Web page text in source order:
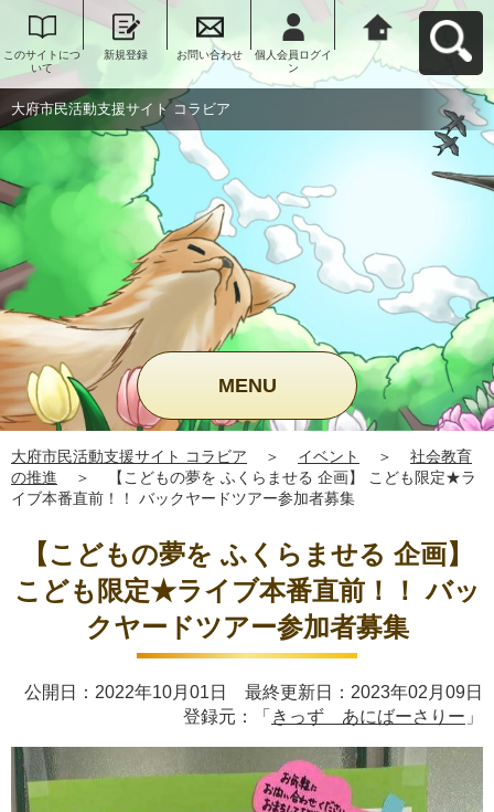
このサイトにつ
いて
新規登録 お問い合わせ
個人会員ログイ
ン
大府市民活動支
援サイト コラビ
アへ戻る
大府市民活動支援サイト コラビア
MENU
大府市民活動支援サイト コラビア ＞ イベント ＞
社会教育
の推進
＞
【こどもの夢を ふくらませる 企画】 こども限定★ラ
イブ本番直前！！ バックヤードツアー参加者募集
【こどもの夢を ふくらませる 企画】
こども限定★ライブ本番直前！！ バッ
クヤードツアー参加者募集
公開日：2022年10月01日 最終更新日：2023年02月09日
登録元：「 きっず あにばーさりー 」